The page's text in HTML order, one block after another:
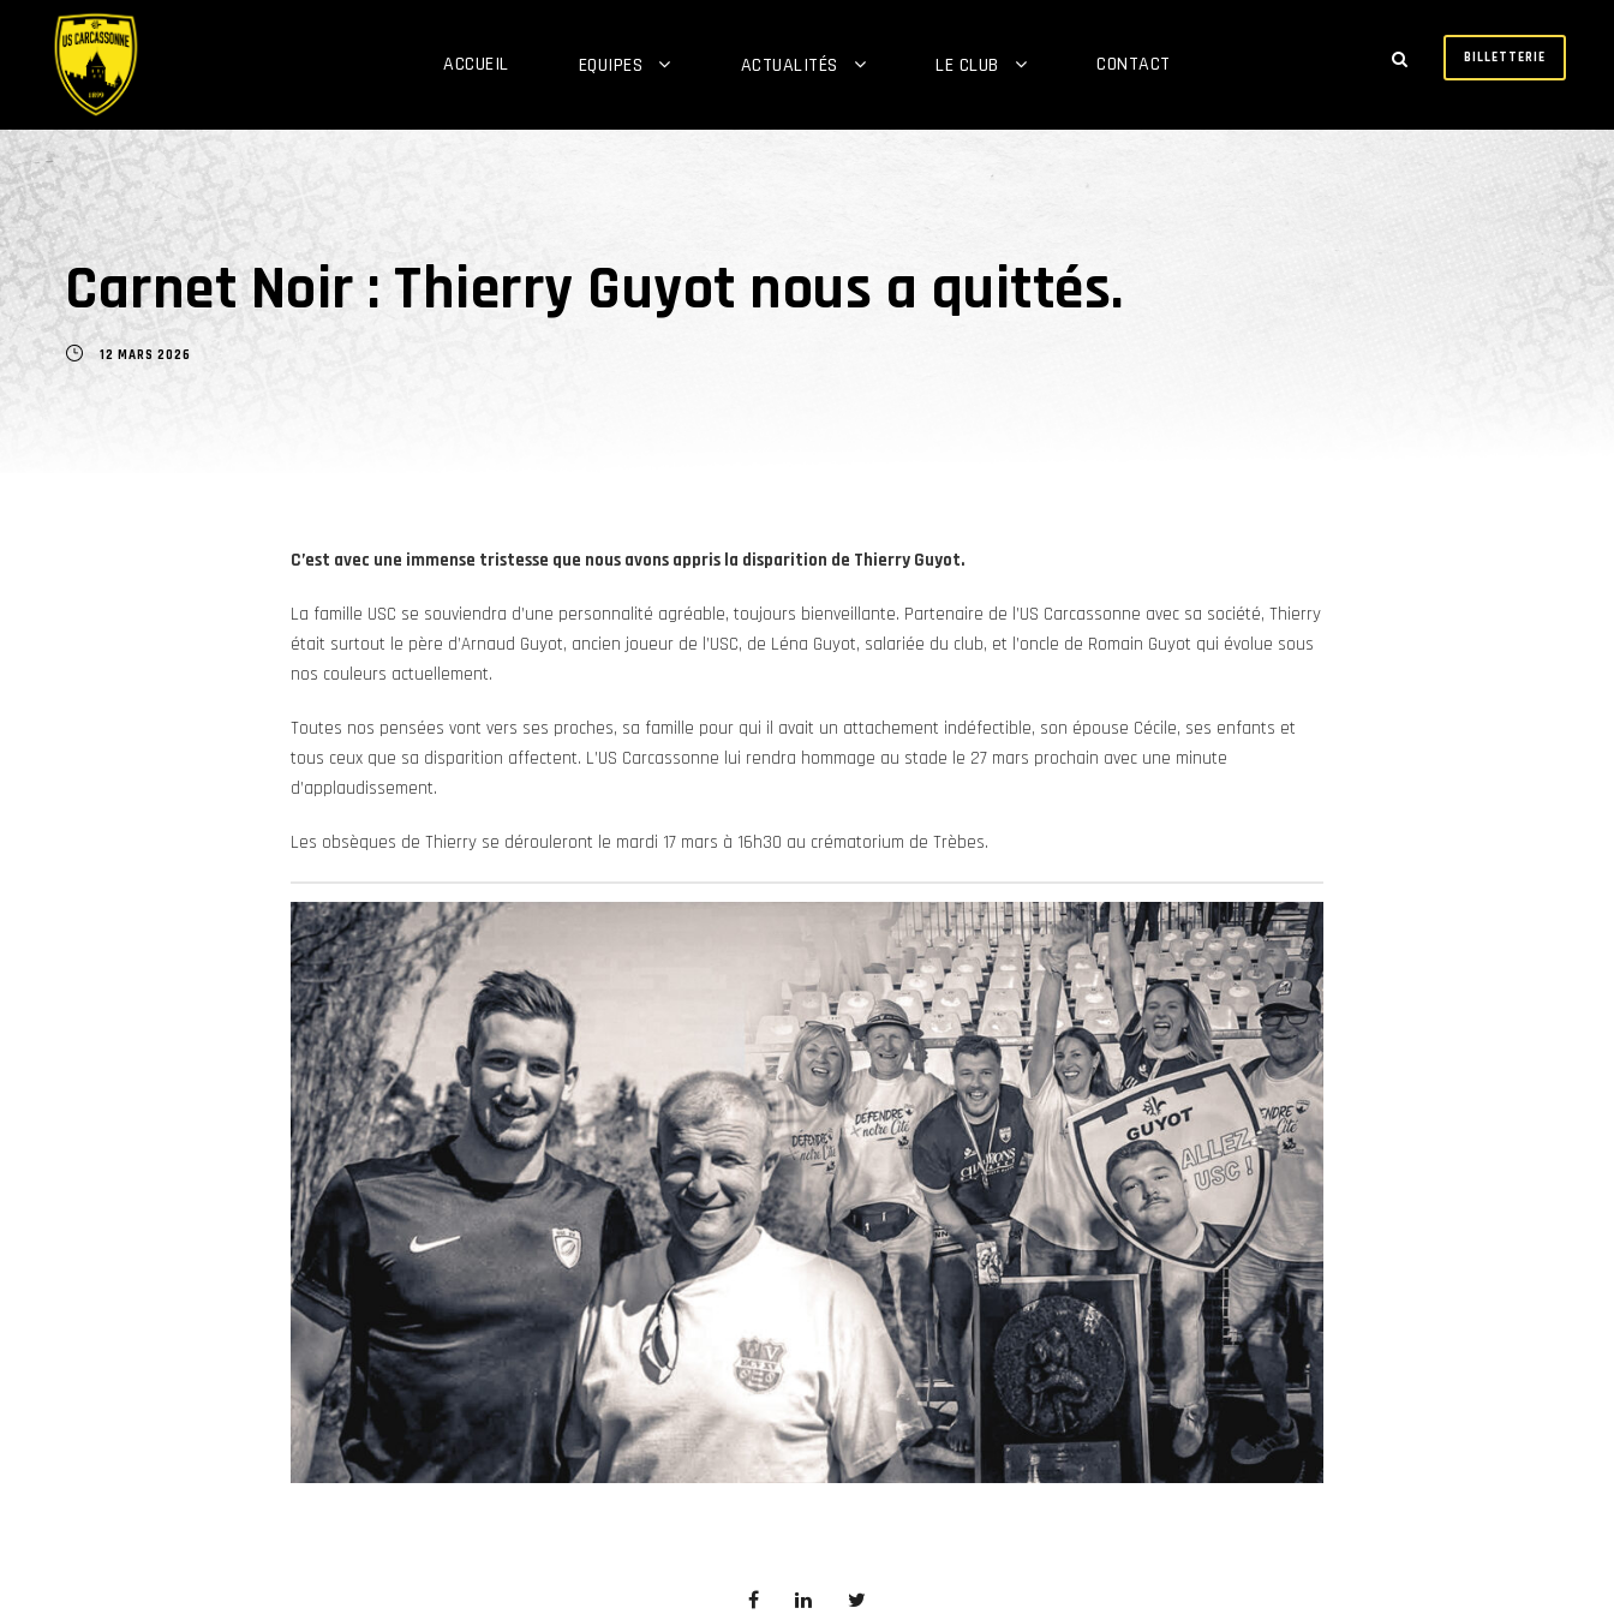
ACCUEIL EQUIPES ACTUALITÉS LE CLUB CONTACT BILLETTERIE
Carnet Noir : Thierry Guyot nous a quittés.
12 MARS 2026
C’est avec une immense tristesse que nous avons appris la disparition de Thierry Guyot.
La famille USC se souviendra d’une personnalité agréable, toujours bienveillante. Partenaire de l’US Carcassonne avec sa société, Thierry
était surtout le père d’Arnaud Guyot, ancien joueur de l’USC, de Léna Guyot, salariée du club, et l’oncle de Romain Guyot qui évolue sous
nos couleurs actuellement.
Toutes nos pensées vont vers ses proches, sa famille pour qui il avait un attachement indéfectible, son épouse Cécile, ses enfants et
tous ceux que sa disparition affectent. L’US Carcassonne lui rendra hommage au stade le 27 mars prochain avec une minute
d’applaudissement.
Les obsèques de Thierry se dérouleront le mardi 17 mars à 16h30 au crématorium de Trèbes.